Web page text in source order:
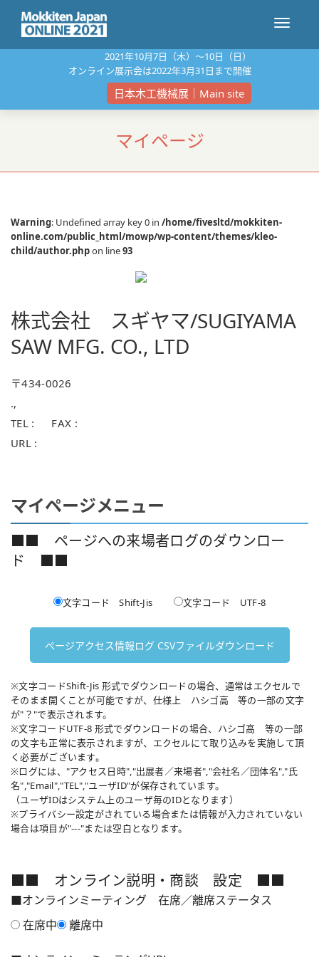
替
2021年10⽉7⽇（⽊）〜10⽇（⽇）
オンライン展⽰会は2022年3⽉31⽇まで開催
日本木工機械展｜Main site
マイページ
Warning: Undefined array key 0 in /home/fivesltd/mokkiten-
online.com/public_html/mowp/wp-content/themes/kleo-
child/author.phpon line93
株式会社 スギヤマ/SUGIYAMA
SAW MFG. CO., LTD
〒434-0026
.,
TEL : FAX :
URL :
マイページメニュー
■■ ページへの来場者ログのダウンロー
ド ■■
文字コード Shift-Jis 文字コード UTF-8
※文字コードShift-Jis 形式でダウンロードの場合、通常はエクセルで
そのまま開くことが可能ですが、仕様上 ハシゴ高 等の一部の文字
が"？"で表示されます。
※文字コードUTF-8 形式でダウンロードの場合、ハシゴ高 等の一部
の文字も正常に表示されますが、エクセルにて取り込みを実施して頂
く必要がございます。
※ログには、"アクセス日時","出展者／来場者","会社名／団体名","氏
名","Email","TEL","ユーザID"が保存されています。
（ユーザIDはシステム上のユーザ毎のIDとなります）
※プライバシー設定がされている場合または情報が入力されていない
場合は項目が"---"または空白となります。
■■ オンライン説明・商談 設定 ■■
■オンラインミーティング 在席／離席ステータス
在席中
離席中